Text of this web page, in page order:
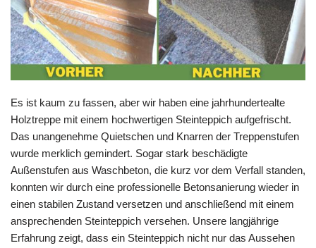
Es ist kaum zu fassen, aber wir haben eine jahrhundertealte
Holztreppe mit einem hochwertigen Steinteppich aufgefrischt.
Das unangenehme Quietschen und Knarren der Treppenstufen
wurde merklich gemindert. Sogar stark beschädigte
Außenstufen aus Waschbeton, die kurz vor dem Verfall standen,
konnten wir durch eine professionelle Betonsanierung wieder in
einen stabilen Zustand versetzen und anschließend mit einem
ansprechenden Steinteppich versehen. Unsere langjährige
Erfahrung zeigt, dass ein Steinteppich nicht nur das Aussehen